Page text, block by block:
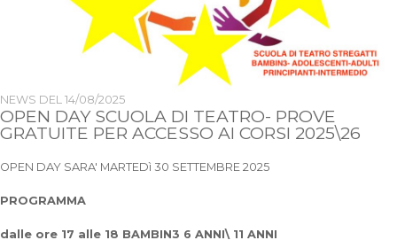
NEWS DEL 14/08/2025
OPEN DAY SCUOLA DI TEATRO- PROVE
GRATUITE PER ACCESSO AI CORSI 2025\26
OPEN DAY SARA' MARTEDì 30 SETTEMBRE 2025
PROGRAMMA
dalle ore 17 alle 18 BAMBIN3 6 ANNI\ 11 ANNI